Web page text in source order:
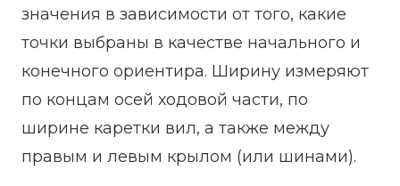
значения в зависимости от того, какие
точки выбраны в качестве начального и
конечного ориентира. Ширину измеряют
по концам осей ходовой части, по
ширине каретки вил, а также между
правым и левым крылом (или шинами).